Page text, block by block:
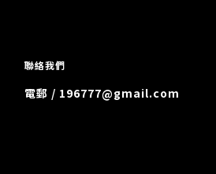
聯絡我們
電郵 / 196777@gmail.com